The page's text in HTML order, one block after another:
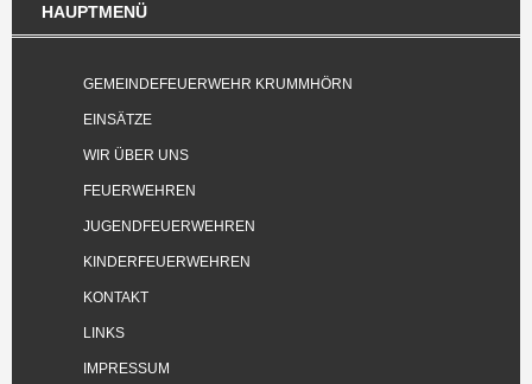
HAUPTMENÜ
GEMEINDEFEUERWEHR KRUMMHÖRN
EINSÄTZE
WIR ÜBER UNS
FEUERWEHREN
JUGENDFEUERWEHREN
KINDERFEUERWEHREN
KONTAKT
LINKS
IMPRESSUM